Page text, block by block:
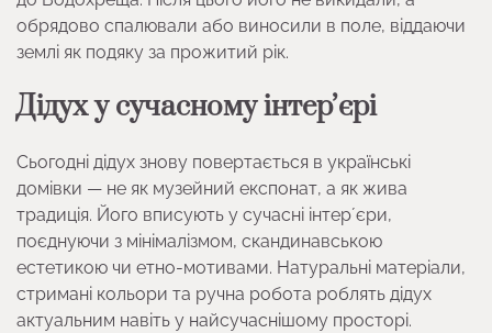
обрядово спалювали або виносили в поле, віддаючи
землі як подяку за прожитий рік.
Дідух у сучасному інтерʼєрі
Сьогодні дідух знову повертається в українські
домівки — не як музейний експонат, а як жива
традиція. Його вписують у сучасні інтерʼєри,
поєднуючи з мінімалізмом, скандинавською
естетикою чи етно-мотивами. Натуральні матеріали,
стримані кольори та ручна робота роблять дідух
актуальним навіть у найсучаснішому просторі.